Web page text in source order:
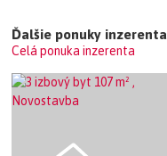
Ďalšie ponuky inzerenta
Celá ponuka inzerenta